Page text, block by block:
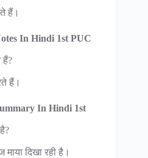
हैं।
In Hindi 1st PUC
हैं?
हैं।
In Hindi 1st
दिखा रही है।